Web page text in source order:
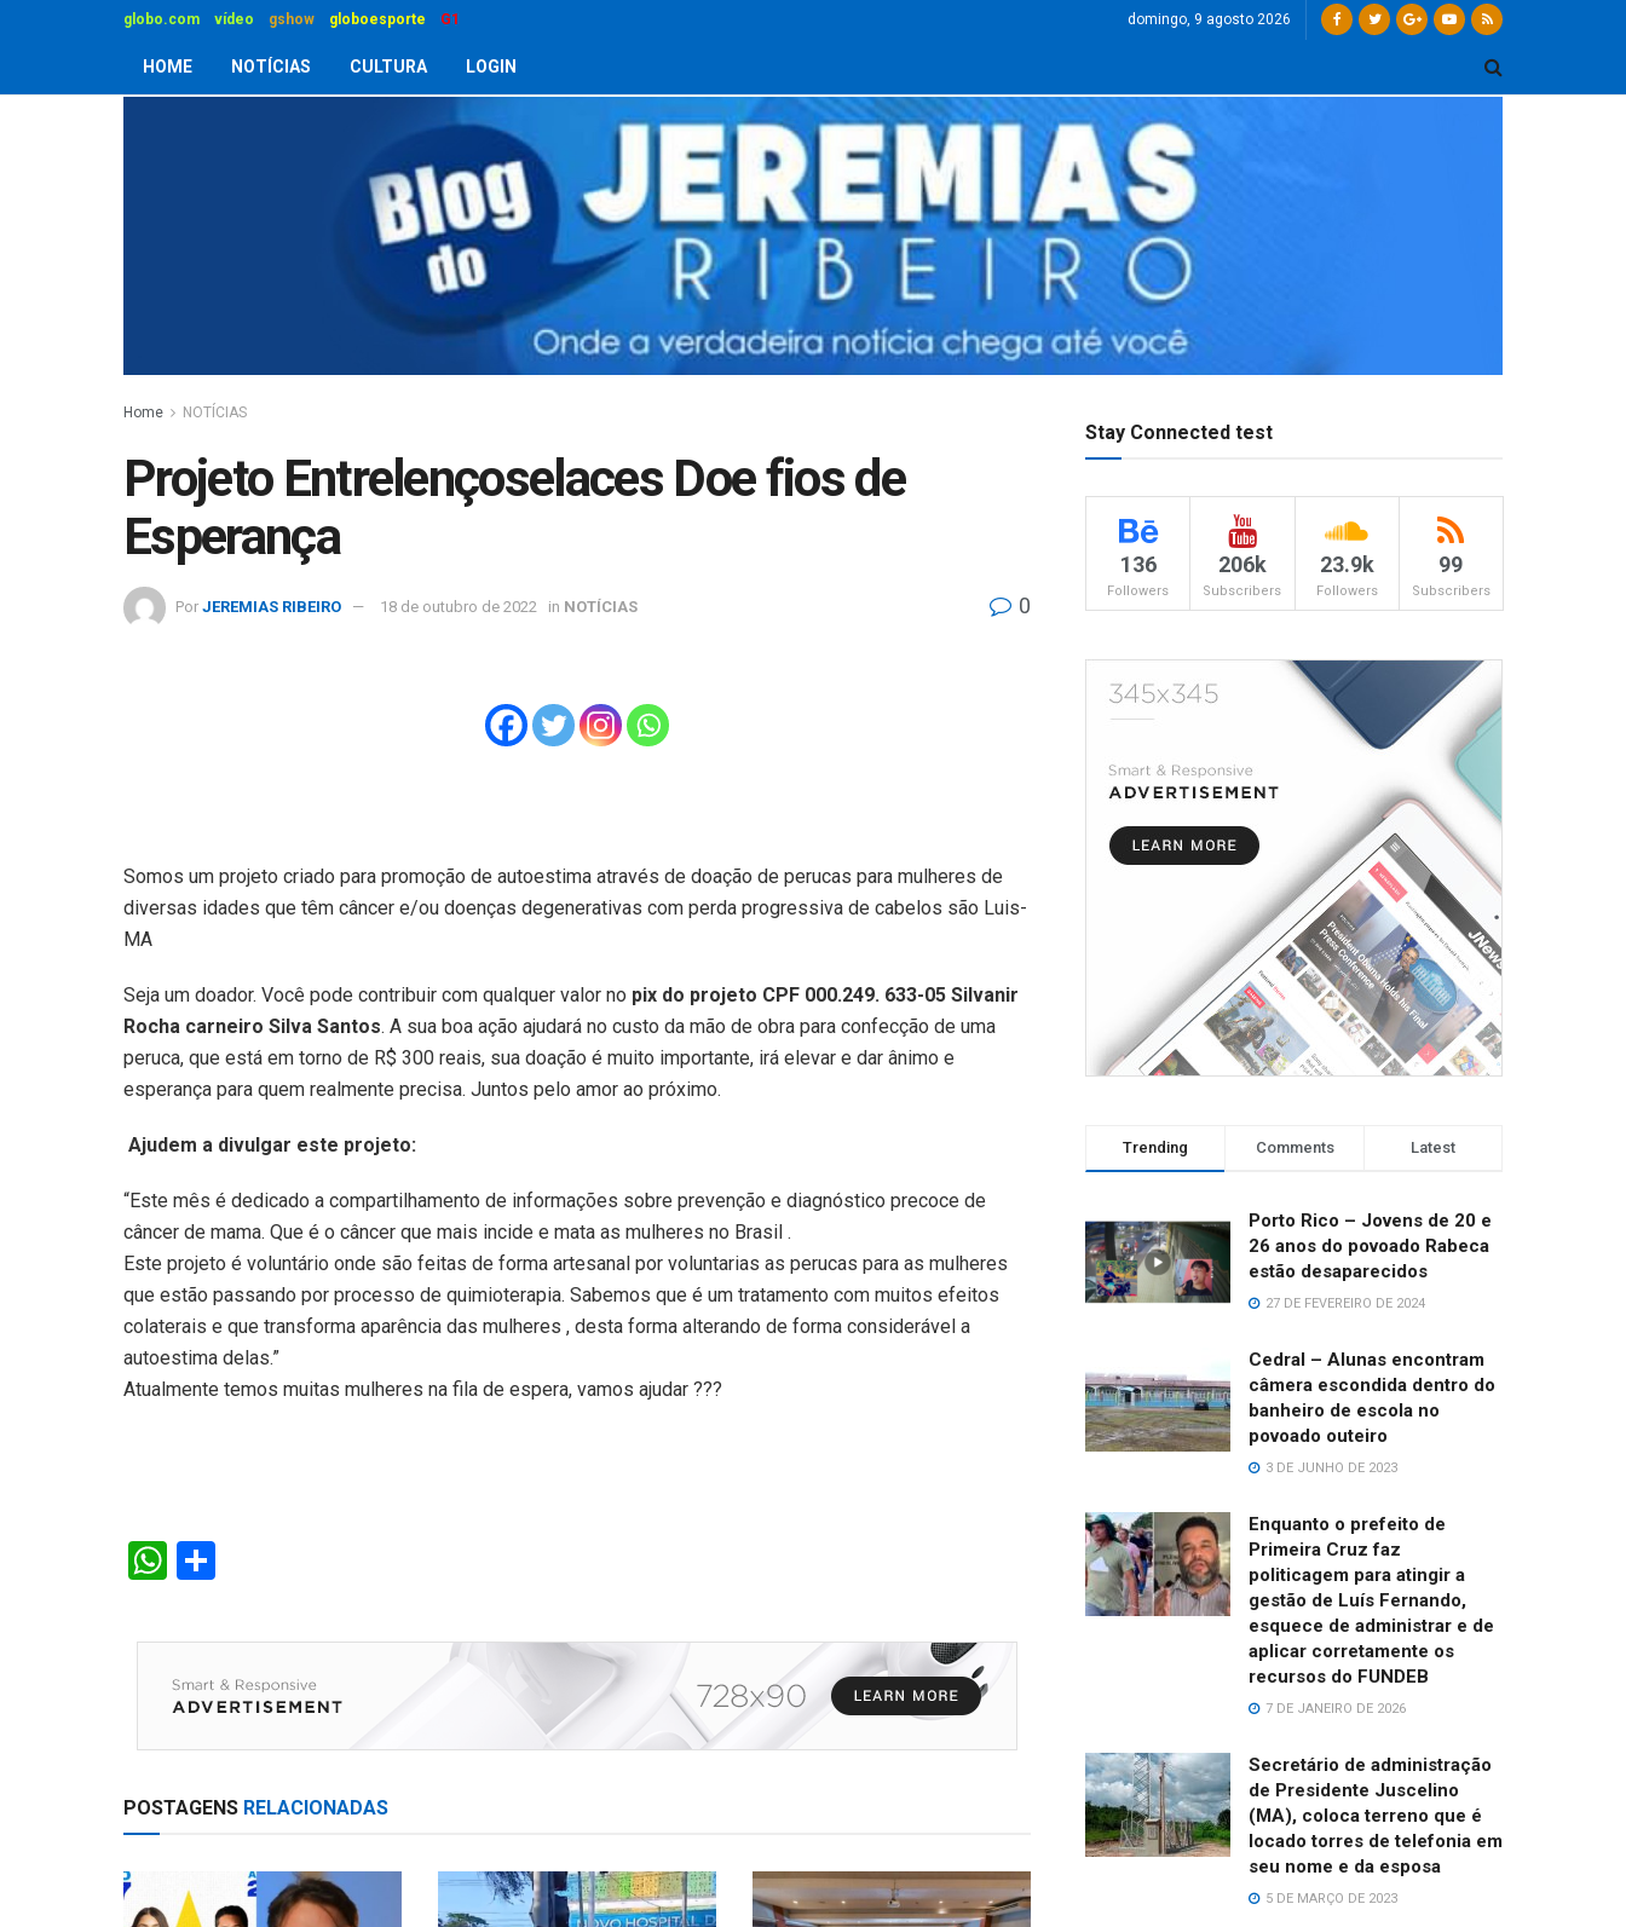
globo.com vídeo gshow globoesporte G1 domingo, 9 agosto 2026
HOME NOTÍCIAS CULTURA LOGIN
Home NOTÍCIAS
Projeto Entrelençoselaces Doe fios de
Esperança
Por JEREMIAS RIBEIRO 18 de outubro de 2022 in NOTÍCIAS 0
Somos um projeto criado para promoção de autoestima através de doação de perucas para mulheres de
diversas idades que têm câncer e/ou doenças degenerativas com perda progressiva de cabelos são Luis-
MA
Seja um doador. Você pode contribuir com qualquer valor no pix do projeto CPF 000.249. 633-05 Silvanir
Rocha carneiro Silva Santos. A sua boa ação ajudará no custo da mão de obra para confecção de uma
peruca, que está em torno de R$ 300 reais, sua doação é muito importante, irá elevar e dar ânimo e
esperança para quem realmente precisa. Juntos pelo amor ao próximo.
Ajudem a divulgar este projeto:
“Este mês é dedicado a compartilhamento de informações sobre prevenção e diagnóstico precoce de
câncer de mama. Que é o câncer que mais incide e mata as mulheres no Brasil .
Este projeto é voluntário onde são feitas de forma artesanal por voluntarias as perucas para as mulheres
que estão passando por processo de quimioterapia. Sabemos que é um tratamento com muitos efeitos
colaterais e que transforma aparência das mulheres , desta forma alterando de forma considerável a
autoestima delas.”
Atualmente temos muitas mulheres na fila de espera, vamos ajudar ???
W
at
s
A
p
p
ar
e
POSTAGENS RELACIONADAS
Stay Connected test
136
Followers
206k
Subscribers
23.9k
Followers
99
Subscribers
Trending Comments Latest
Porto Rico – Jovens de 20 e
26 anos do povoado Rabeca
estão desaparecidos
27 DE FEVEREIRO DE 2024
Cedral – Alunas encontram
câmera escondida dentro do
banheiro de escola no
povoado outeiro
3 DE JUNHO DE 2023
Enquanto o prefeito de
Primeira Cruz faz
politicagem para atingir a
gestão de Luís Fernando,
esquece de administrar e de
aplicar corretamente os
recursos do FUNDEB
7 DE JANEIRO DE 2026
Secretário de administração
de Presidente Juscelino
(MA), coloca terreno que é
locado torres de telefonia em
seu nome e da esposa
5 DE MARÇO DE 2023